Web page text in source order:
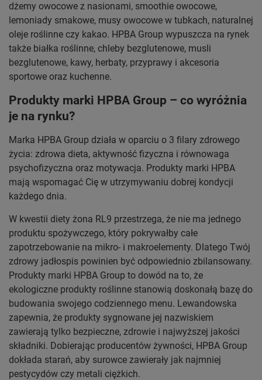
dżemy owocowe z nasionami, smoothie owocowe,
lemoniady smakowe, musy owocowe w tubkach, naturalnej
oleje roślinne czy kakao. HPBA Group wypuszcza na rynek
także białka roślinne, chleby bezglutenowe, musli
bezglutenowe, kawy, herbaty, przyprawy i akcesoria
sportowe oraz kuchenne.
Produkty marki HPBA Group – co wyróżnia
je na rynku?
Marka HPBA Group działa w oparciu o 3 filary zdrowego
życia: zdrowa dieta, aktywność fizyczna i równowaga
psychofizyczna oraz motywacja. Produkty marki HPBA
mają wspomagać Cię w utrzymywaniu dobrej kondycji
każdego dnia.
W kwestii diety żona RL9 przestrzega, że nie ma jednego
produktu spożywczego, który pokrywałby całe
zapotrzebowanie na mikro- i makroelementy. Dlatego Twój
zdrowy jadłospis powinien być odpowiednio zbilansowany.
Produkty marki HPBA Group to dowód na to, że
ekologiczne produkty roślinne stanowią doskonałą bazę do
budowania swojego codziennego menu. Lewandowska
zapewnia, że produkty sygnowane jej nazwiskiem
zawierają tylko bezpieczne, zdrowie i najwyższej jakości
składniki. Dobierając producentów żywności, HPBA Group
dokłada starań, aby surowce zawierały jak najmniej
pestycydów czy metali ciężkich.